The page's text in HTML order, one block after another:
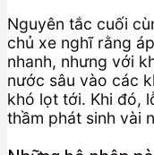
Nguyên tắc cuối
chủ xe nghĩ rằng
nhanh, nhưng với
nước sâu vào các
khó lọt tới. Khi đó,
thầm phát sinh vài